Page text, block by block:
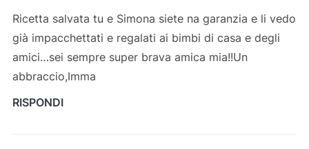
Ricetta salvata tu e Simona siete na garanzia e li vedo
già impacchettati e regalati ai bimbi di casa e degli
amici…sei sempre super brava amica mia!!Un
abbraccio,Imma
RISPONDI